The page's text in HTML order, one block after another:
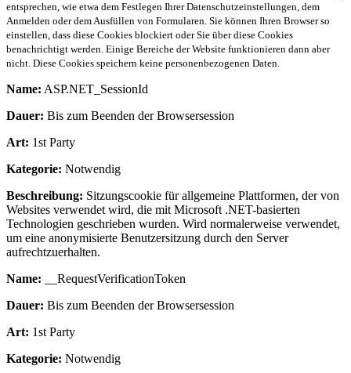
entsprechen, wie etwa dem Festlegen Ihrer Datenschutzeinstellungen, dem
Anmelden oder dem Ausfüllen von Formularen. Sie können Ihren Browser so
einstellen, dass diese Cookies blockiert oder Sie über diese Cookies
benachrichtigt werden. Einige Bereiche der Website funktionieren dann aber
nicht. Diese Cookies speichern keine personenbezogenen Daten.
Name: ASP.NET_SessionId
Dauer: Bis zum Beenden der Browsersession
Art: 1st Party
Kategorie: Notwendig
Beschreibung: Sitzungscookie für allgemeine Plattformen, der von
Websites verwendet wird, die mit Microsoft .NET-basierten
Technologien geschrieben wurden. Wird normalerweise verwendet,
um eine anonymisierte Benutzersitzung durch den Server
aufrechtzuerhalten.
Name: __RequestVerificationToken
Dauer: Bis zum Beenden der Browsersession
Art: 1st Party
Kategorie: Notwendig